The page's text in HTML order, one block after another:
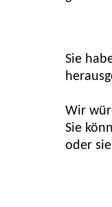
Sie
Wir
Sie
oder